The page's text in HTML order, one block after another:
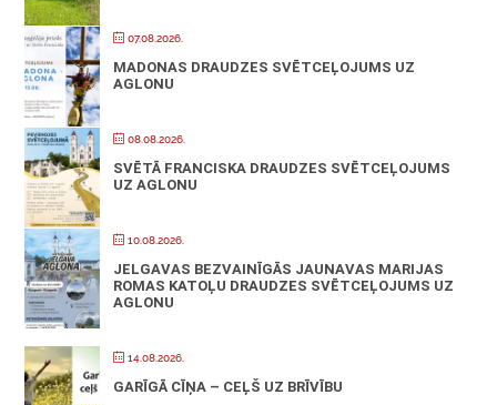
07.08.2026.
MADONAS DRAUDZES SVĒTCEĻOJUMS UZ
AGLONU
08.08.2026.
SVĒTĀ FRANCISKA DRAUDZES SVĒTCEĻOJUMS
UZ AGLONU
10.08.2026.
JELGAVAS BEZVAINĪGĀS JAUNAVAS MARIJAS
ROMAS KATOĻU DRAUDZES SVĒTCEĻOJUMS UZ
AGLONU
14.08.2026.
GARĪGĀ CĪŅA – CEĻŠ UZ BRĪVĪBU